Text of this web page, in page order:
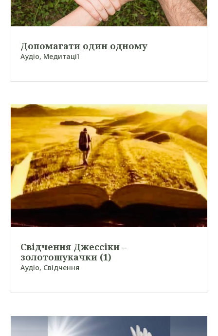
Допомагати один одному
Аудіо, Медитації
Свідчення Джессіки –
золотошукачки (1)
Аудіо, Свідчення